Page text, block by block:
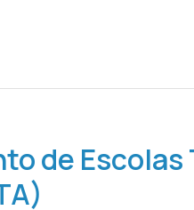
de Escolas